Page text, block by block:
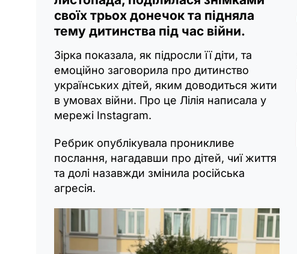
своїх трьох донечок та підняла
тему дитинства під час війни.
Зірка показала, як підросли її діти, та
емоційно заговорила про дитинство
українських дітей, яким доводиться жити
в умовах війни. Про це Лілія написала у
мережі Instagram.
Ребрик опублікувала проникливе
послання, нагадавши про дітей, чиї життя
та долі назавжди змінила російська
агресія.